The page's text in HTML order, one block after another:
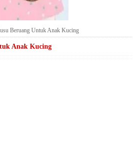
Beruang Untuk Anak Kucing
Anak Kucing